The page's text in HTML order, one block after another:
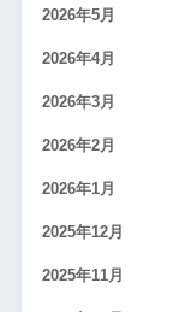
2026年5月
2026年4月
2026年3月
2026年2月
2026年1月
2025年12月
2025年11月